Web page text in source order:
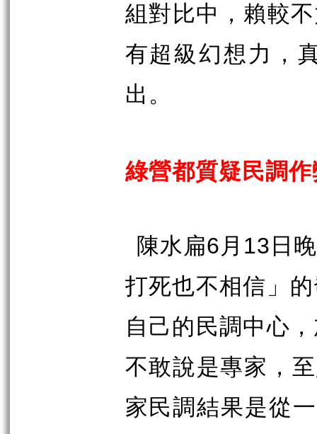
組對比中，賴較
有超級幻想力，
出。
綠營都質疑民調
陳水扁6 月 13 日
打死也不相信」
自己的民調中心
不敢說是專家，
家民調結果是從